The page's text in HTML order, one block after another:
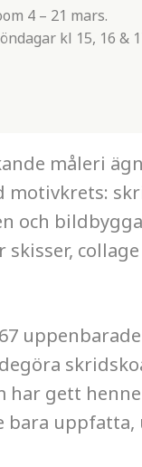
4 – 21 mars.
kl 15, 16 &
måleri
och
gett
uppfatta,